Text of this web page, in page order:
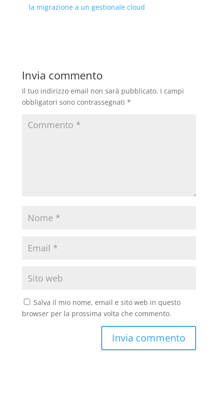
la migrazione a un gestionale cloud
Invia commento
Il tuo indirizzo email non sarà pubblicato. I campi
obbligatori sono contrassegnati *
Salva il mio nome, email e sito web in questo
browser per la prossima volta che commento.